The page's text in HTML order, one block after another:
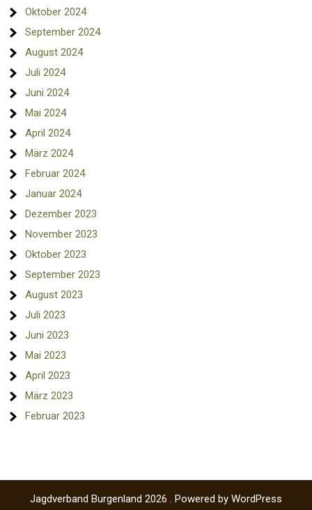
Oktober 2024
September 2024
August 2024
Juli 2024
Juni 2024
Mai 2024
April 2024
März 2024
Februar 2024
Januar 2024
Dezember 2023
November 2023
Oktober 2023
September 2023
August 2023
Juli 2023
Juni 2023
Mai 2023
April 2023
März 2023
Februar 2023
Jagdverband Burgenland 2026 . Powered by WordPress